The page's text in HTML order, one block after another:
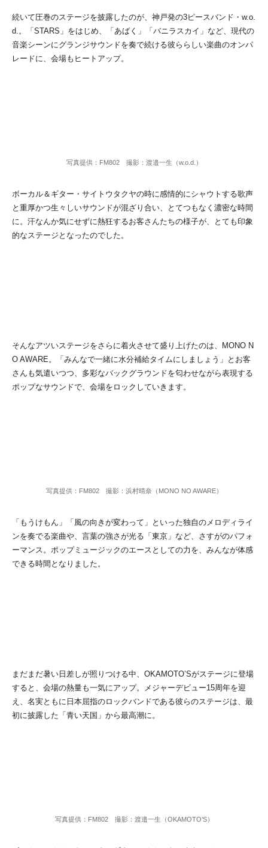
続いて圧巻のステージを披露したのが、神戸発の3ピースバンド・w.o.
d.。「STARS」をはじめ、「あばく」「バニラスカイ」など、現代の
音楽シーンにグランジサウンドを奏で続ける彼ららしい楽曲のオンパ
レードに、会場もヒートアップ。
写真提供：FM802 撮影：渡邉一生（w.o.d.）
ボーカル＆ギター・サイトウタクヤの時に感情的にシャウトする歌声
と重厚かつ生々しいサウンドが混ざり合い、とてつもなく濃密な時間
に。汗なんか気にせずに熱狂するお客さんたちの様子が、とても印象
的なステージとなったのでした。
そんなアツいステージをさらに着火させて盛り上げたのは、MONO N
O AWARE。「みんなで一緒に水分補給タイムにしましょう」とお客
さんも気遣いつつ、多彩なバックグラウンドを匂わせながら表現する
ポップなサウンドで、会場をロックしていきます。
写真提供：FM802 撮影：浜村晴奈（MONO NO AWARE）
「もうけもん」「風の向きが変わって」といった独自のメロディライ
ンを奏でる楽曲や、言葉の強さが光る「東京」など、さすがのパフォ
ーマンス。ポップミュージックのエースとしての力を、みんなが体感
できる時間となりました。
まだまだ暑い日差しが照りつける中、OKAMOTO’Sがステージに登場
すると、会場の熱量も一気にアップ。メジャーデビュー15周年を迎
え、名実ともに日本屈指のロックバンドである彼らのステージは、最
初に披露した「青い天国」から最高潮に。
写真提供：FM802 撮影：渡邉一生（OKAMOTO’S）